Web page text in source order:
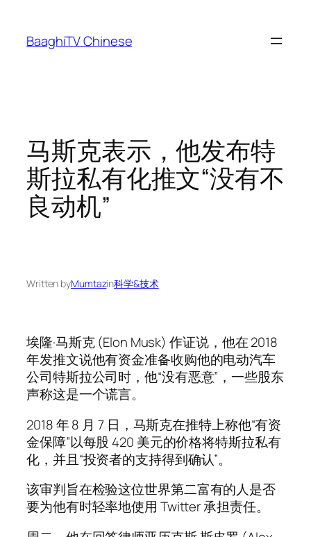
content
BaaghiTV Chinese
马斯克表示，他发布特
斯拉私有化推文“没有不
良动机”
Written byMumtazin科学&技术
埃隆·马斯克 (Elon Musk) 作证说，他在 2018
年发推文说他有资金准备收购他的电动汽车
公司特斯拉公司时，他“没有恶意”，一些股东
声称这是一个谎言。
2018 年 8 月 7 日，马斯克在推特上称他“有资
金保障”以每股 420 美元的价格将特斯拉私有
化，并且“投资者的支持得到确认”。
该审判旨在检验这位世界第二富有的人是否
要为他有时轻率地使用 Twitter 承担责任。